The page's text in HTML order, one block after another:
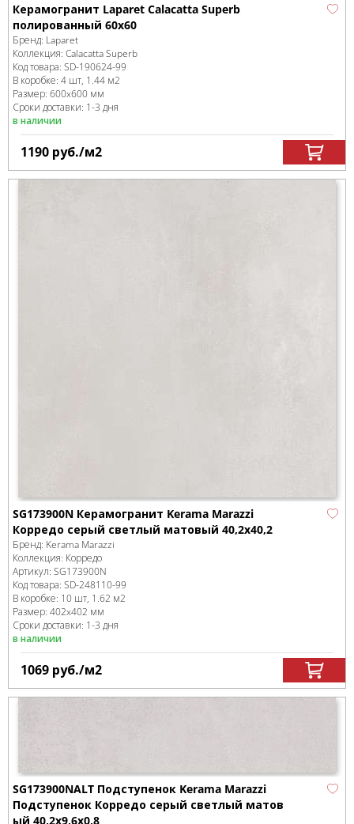
Керамогранит Laparet Calacatta Superb
полированный 60x60
Бренд: Laparet
Коллекция: Calacatta Superb
Код товара: SD-190624-99
В коробке: 4 шт, 1.44 м2
Размер: 600x600 мм
Сроки доставки: 1-3 дня
в наличии
1190 руб./м2
SG173900N Керамогранит Kerama Marazzi
Корредо серый светлый матовый 40,2x40,2
Бренд: Kerama Marazzi
Коллекция: Корредо
Артикул: SG173900N
Код товара: SD-248110-99
В коробке: 10 шт, 1.62 м2
Размер: 402x402 мм
Сроки доставки: 1-3 дня
в наличии
1069 руб./м2
SG173900NALT Подступенок Kerama Marazzi
Подступенок Корредо серый светлый матов
ый 40,2x9,6x0,8